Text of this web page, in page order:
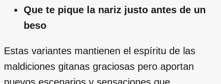
Que te pique la nariz justo antes de un
beso
Estas variantes mantienen el espíritu de las
maldiciones gitanas graciosas pero aportan